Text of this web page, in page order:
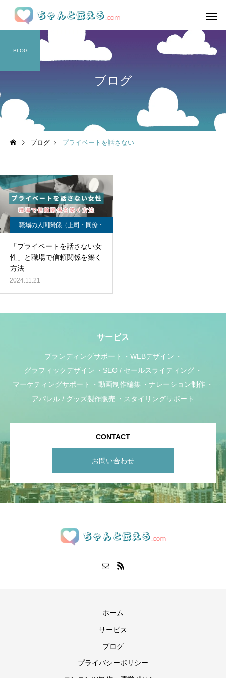
ブログ
BLOG
ブログ プライベートを話さない
職場の人間関係（上司・同僚・
「プライベートを話さない女
性」と職場で信頼関係を築く
方法
2024.11.21
サービス
ブランディングサポート
WEBデザイン
グラフィックデザイン
SEO / セールスライティング
マーケティングサポート
動画制作編集
ナレーション制作
アパレル / グッズ製作販売
スタイリングサポート
CONTACT
お問い合わせ
ホーム
サービス
ブログ
プライバシーポリシー